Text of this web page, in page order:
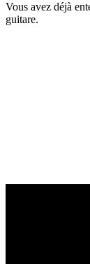
Vous avez déjà
guitare.